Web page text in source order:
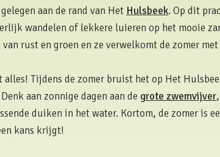
aan de rand van Het Hulsbeek. Op dit
wandelen of lekkere luieren op het mooie
van rust en groen en ze verwelkomt de zomer
alles! Tijdens de zomer bruist het op Het
aan zonnige dagen aan de grote zwemvijver
duiken in het water. Kortom, de zomer is
kans krijgt!